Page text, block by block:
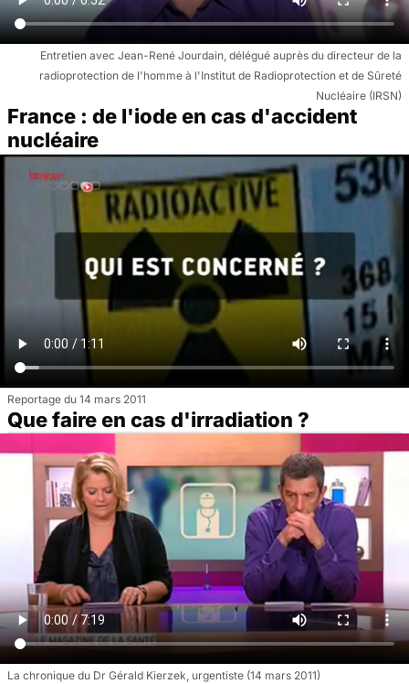
Entretien avec Jean-René Jourdain, délégué auprès du directeur de la
radioprotection de l'homme à l'Institut de Radioprotection et de Sûreté
Nucléaire (IRSN)
France : de l'iode en cas d'accident
nucléaire
Reportage du 14 mars 2011
Que faire en cas d'irradiation ?
La chronique du Dr Gérald Kierzek, urgentiste (14 mars 2011)